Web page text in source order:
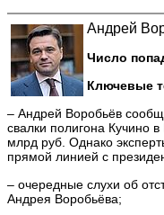
Андрей
Число
Ключевые
– Андрей Воробьёв
свалки полигона Кучино
млрд руб. Однако
прямой линией с
– очередные слухи об
Андрея Воробьёва;